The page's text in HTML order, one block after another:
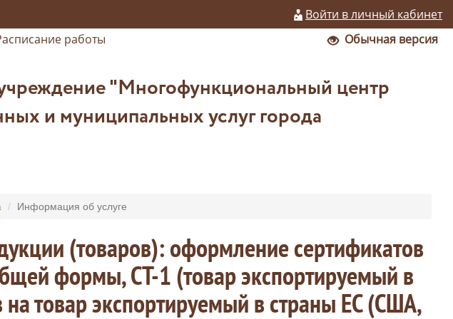
Войти в личный кабинет
работы Обычная версия
"Многофункциональный центр
и муниципальных услуг города
Информация об услуге
(товаров): оформление сертификатов
формы, СТ-1 (товар экспортируемый в
товар экспортируемый в страны ЕС (США,